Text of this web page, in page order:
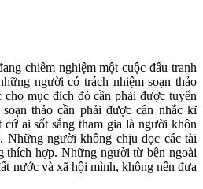
chiêm nghiệm một cuộc đấu tranh
người có trách nhiệm soạn thảo
mục đích đó cần phải được tuyển
thảo cần phải được cân nhắc kĩ
ai sốt sắng tham gia là người khôn
Những người không chịu đọc các tài
thích hợp. Những người từ bên ngoài
nước và xã hội mình, không nên đưa